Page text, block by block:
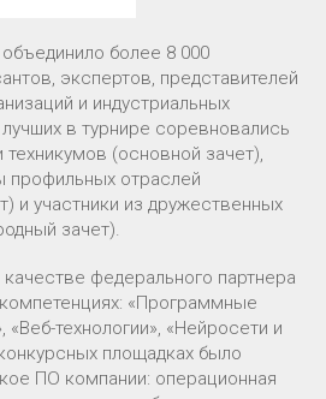
более 8 000
экспертов, представителей
и индустриальных
в турнире соревновались
(основной зачет),
профильных отраслей
и участники из дружественных
зачет).
федерального партнера
«Программные
технологии», «Нейросети и
площадках было
ПО компании: операционная